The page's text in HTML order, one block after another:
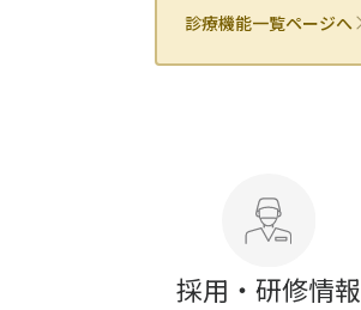
採用・研修情報
診療機能一覧ページへ